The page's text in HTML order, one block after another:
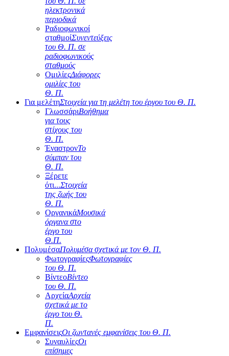
ηλεκτρονικά
περιοδικά
Ραδιοφωνικοί
σταθμοίΣυνεντεύξεις
του Θ. Π. σε
ραδιοφωνικούς
σταθμούς
ΟμιλίεςΔιάφορες
ομιλίες του
Θ. Π.
Για μελέτηΣτοιχεία για τη μελέτη του έργου του Θ. Π.
ΓλωσσάριΒοήθημα
για τους
στίχους του
Θ. Π.
ΈναστρονΤο
σύμπαν του
Θ. Π.
Ξέρετε
ότι...Στοιχεία
της ζωής του
Θ. Π.
ΟργανικάΜουσικά
όργανα στο
έργο του
Θ.Π.
ΠολυμέσαΠολυμέσα σχετικά με τον Θ. Π.
ΦωτογραφίεςΦωτογραφίες
του Θ. Π.
ΒίντεοΒίντεο
του Θ. Π.
ΑρχείαΑρχεία
σχετικά με το
έργο του Θ.
Π.
ΕμφανίσειςΟι ζωντανές εμφανίσεις του Θ. Π.
ΣυναυλίεςΟι
επίσημες